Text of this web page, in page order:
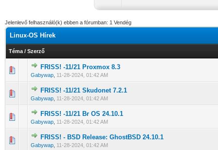
Jelenlevő felhasználó(k) ebben a fórumban: 1 Vendég
Linux-OS Hírek
Téma / Szerző
FRISS! -11/21 Proxmox 8.3
Gabywap 11-28-2024, 01:42 AM
0 Szavazat - 0 / 5 átlagban
1234
FRISS! -11/21 Skudonet 7.2.1
Gabywap 11-28-2024, 01:42 AM
0 Szavazat - 0 / 5 átlagban
12 345
FRISS! -11/21 Br OS 24.10.1
Gabywap 11-28-2024, 01:42 AM
0 Szavazat - 0 / 5 átlagban
12345
FRISS! - BSD Release: GhostBSD 24.10.1
Gabywap 11-28-2024, 01:42 AM
0 Szavazat - 0 / 5 átlagban
1 2345